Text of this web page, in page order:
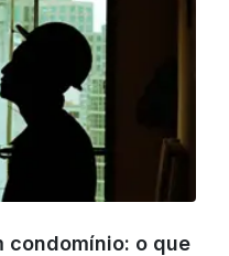
condomínio: o que